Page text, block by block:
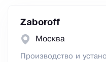
Zaboroff
Москва
Производство и